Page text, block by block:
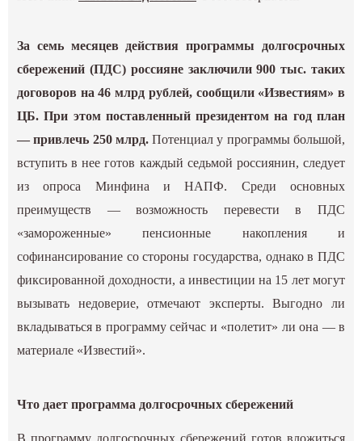
Спецпроекты
ГИД
За семь месяцев действия программы долгосрочных
сбережений (ПДС) россияне заключили 900 тыс. таких
договоров на 46 млрд рублей, сообщили «Известиям» в
ЦБ. При этом поставленный президентом на год план
— привлечь 250 млрд.Потенциал у программы большой,
вступить в нее готов каждый седьмой россиянин, следует
из опроса Минфина и НАПФ. Среди основных
преимуществ — возможность перевести в ПДС
«замороженные» пенсионные накопления и
софинансирование со стороны государства, однако в ПДС
фиксированной доходности, а инвестиции на 15 лет могут
вызывать недоверие, отмечают эксперты. Выгодно ли
вкладываться в программу сейчас и «полетит» ли она — в
материале «Известий».
Что дает программа долгосрочных сбережений